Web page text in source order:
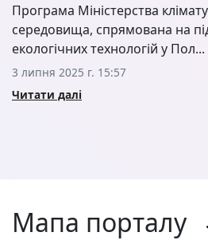
Програма Міністерства
середовища, спрямована на
екологічних технологій у Пол...
3 липня 2025 г. 15:57
Читати далі
Мапа порталу